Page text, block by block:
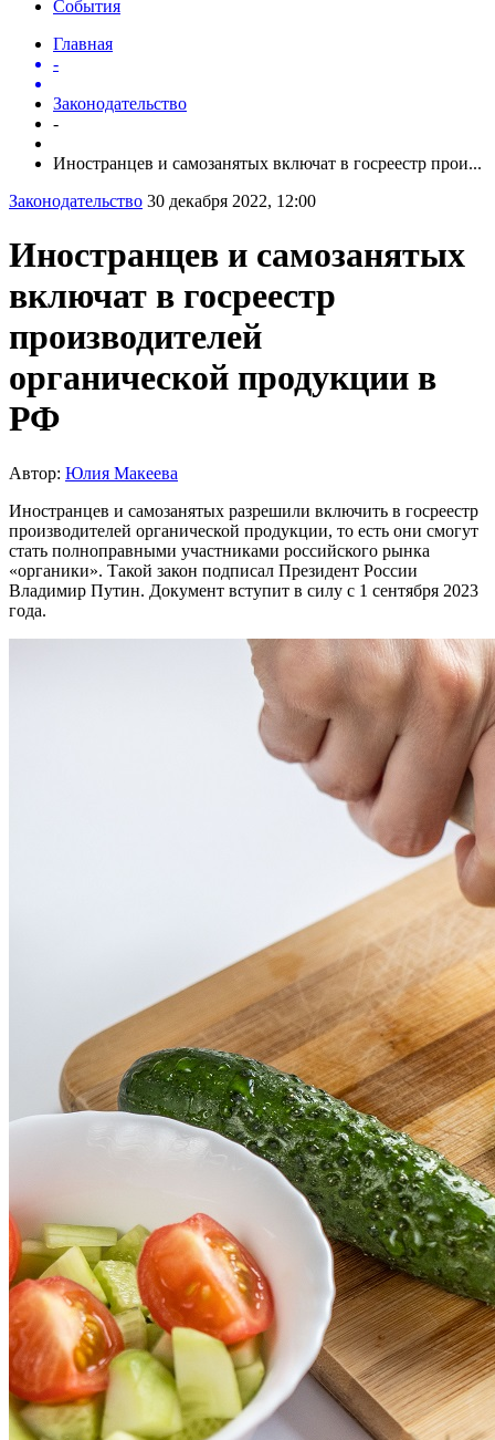
События
Главная
-
Законодательство
-
Иностранцев и самозанятых включат в госреестр прои...
Законодательство 30 декабря 2022, 12:00
Иностранцев и самозанятых
включат в госреестр
производителей
органической продукции в
РФ
Автор: Юлия Макеева
Иностранцев и самозанятых разрешили включить в госреестр
производителей органической продукции, то есть они смогут
стать полноправными участниками российского рынка
«органики». Такой закон подписал Президент России
Владимир Путин. Документ вступит в силу с 1 сентября 2023
года.